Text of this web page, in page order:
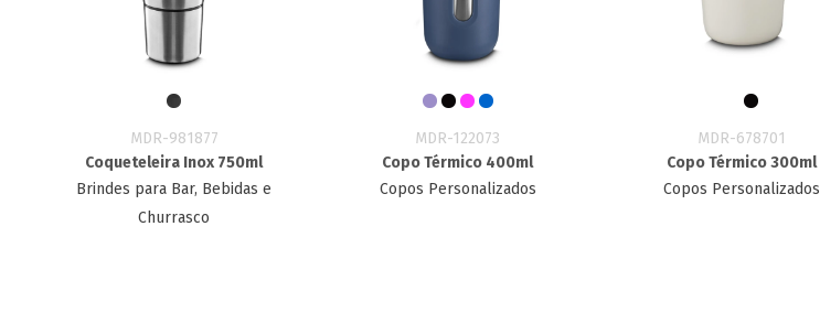
MDR-981877
Coqueteleira Inox 750ml
Brindes para Bar, Bebidas e
Churrasco
MDR-122073
Copo Térmico 400ml
Copos Personalizados
MDR-678701
Copo Térmico 300ml
Copos Personalizados